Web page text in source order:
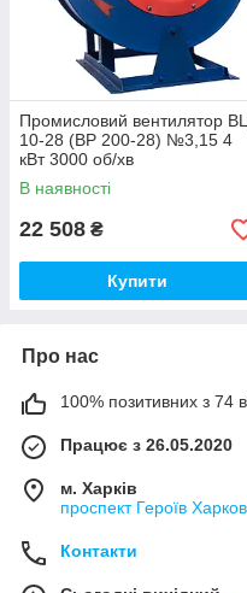
Промисловий вентилятор
10-28 (ВР 200-28) №3,15 4
кВт 3000 об/хв
В наявності
22 508 ₴
Купити
Про нас
100% позитивних з 74
Працює з 26.05.2020
м. Харків
проспект Героїв
Контакти